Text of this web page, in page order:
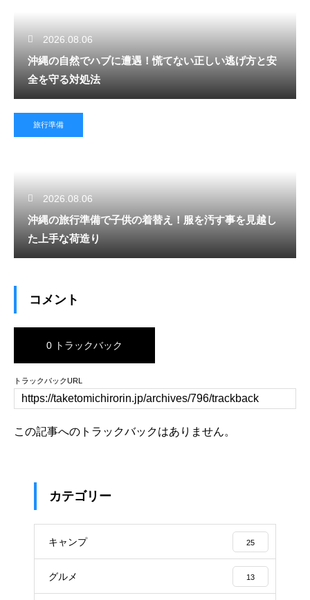
2026.08.06
沖縄の自然でハブに遭遇！慌てない正しい逃げ方と安
全を守る対処法
旅行準備
2026.08.06
沖縄の旅行準備で子供の着替え！服を汚す事を見越し
た上手な荷造り
コメント
0 トラックバック
トラックバックURL
この記事へのトラックバックはありません。
カテゴリー
キャンプ 25
グルメ 13